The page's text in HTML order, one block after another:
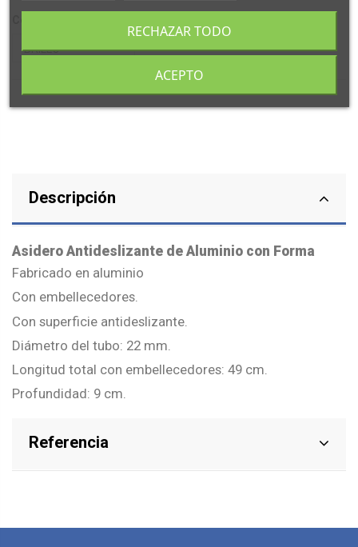
Descripción
Asidero Antideslizante de Aluminio con Forma
Fabricado en aluminio
Con embellecedores.
Con superficie antideslizante.
Diámetro del tubo: 22 mm.
Longitud total con embellecedores: 49 cm.
Profundidad: 9 cm.
Referencia
RECHAZAR TODO
ACEPTO